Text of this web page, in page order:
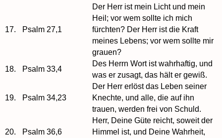
17. Psalm 27,1
Der Herr ist mein Licht und mein
Heil; vor wem sollte ich mich
fürchten? Der Herr ist die Kraft
meines Lebens; vor wem sollte mir
grauen?
18.
Psalm 33,4
Des Herrn Wort ist wahrhaftig, und
was er zusagt, das hält er gewiß.
19. Psalm 34,23
Der Herr erlöst das Leben seiner
Knechte, und alle, die auf ihn
trauen, werden frei von Schuld.
20. Psalm 36,6
Herr, Deine Güte reicht, soweit der
Himmel ist, und Deine Wahrheit,